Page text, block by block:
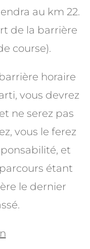
au km 22.
de la barrière
course).
horaire
vous devrez
ne serez pas
vous le ferez
et
étant
le dernier